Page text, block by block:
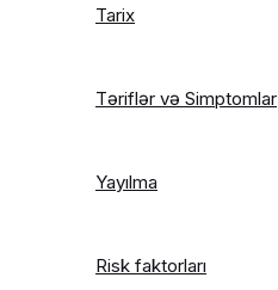
Tarix
Təriflər və Simptomlar
Yayılma
Risk faktorları